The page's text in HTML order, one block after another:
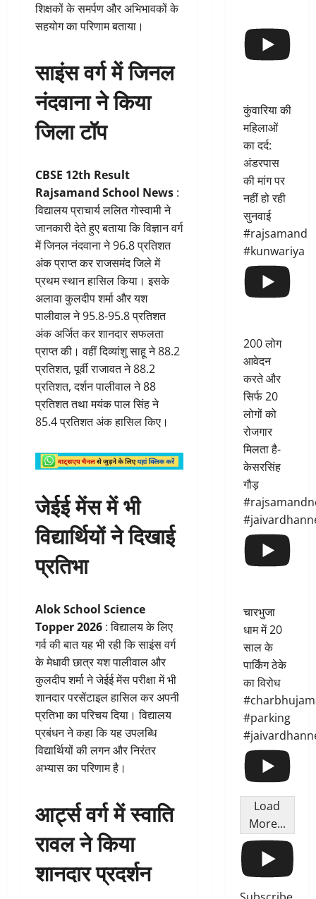
शिक्षकों के समर्पण और अभिभावकों के
सहयोग का परिणाम बताया।
साइंस वर्ग में जिनल
नंदवाना ने किया
जिला टॉप
CBSE 12th Result
Rajsamand School News :
विद्यालय प्राचार्य ललित गोस्वामी ने
जानकारी देते हुए बताया कि विज्ञान वर्ग
में जिनल नंदवाना ने 96.8 प्रतिशत
अंक प्राप्त कर राजसमंद जिले में
प्रथम स्थान हासिल किया। इसके
अलावा कुलदीप शर्मा और यश
पालीवाल ने 95.8-95.8 प्रतिशत
अंक अर्जित कर शानदार सफलता
प्राप्त की। वहीं दिव्यांशु साहू ने 88.2
प्रतिशत, पूर्वी राजावत ने 88.2
प्रतिशत, दर्शन पालीवाल ने 88
प्रतिशत तथा मयंक पाल सिंह ने
85.4 प्रतिशत अंक हासिल किए।
जेईई मेंस में भी
विद्यार्थियों ने दिखाई
प्रतिभा
Alok School Science
Topper 2026 : विद्यालय के लिए
गर्व की बात यह भी रही कि साइंस वर्ग
के मेधावी छात्र यश पालीवाल और
कुलदीप शर्मा ने जेईई मेंस परीक्षा में भी
शानदार परसेंटाइल हासिल कर अपनी
प्रतिभा का परिचय दिया। विद्यालय
प्रबंधन ने कहा कि यह उपलब्धि
विद्यार्थियों की लगन और निरंतर
अभ्यास का परिणाम है।
आर्ट्स वर्ग में स्वाति
रावल ने किया
शानदार प्रदर्शन
कुंवारिया की
महिलाओं
का दर्द:
अंडरपास
की मांग पर
नहीं हो रही
सुनवाई
#rajsamand
#kunwariya
200 लोग
आवेदन
करते और
सिर्फ 20
लोगों को
रोजगार
मिलता है-
केसरसिंह
गौड़
चारभुजा
धाम में 20
साल के
पार्किंग ठेके
का विरोध
#parking
Load
More...